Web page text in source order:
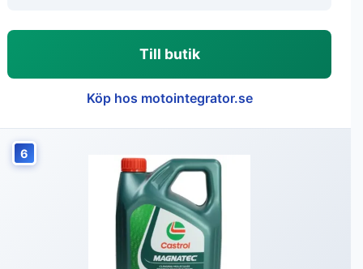
Till butik
Köp hos motointegrator.se
6